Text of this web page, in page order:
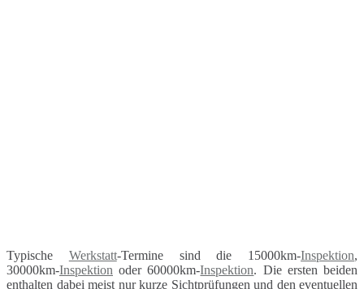
Typische Werkstatt-Termine sind die 15000km-Inspektion,
30000km-Inspektion oder 60000km-Inspektion. Die ersten beiden
enthalten dabei meist nur kurze Sichtprüfungen und den eventuellen